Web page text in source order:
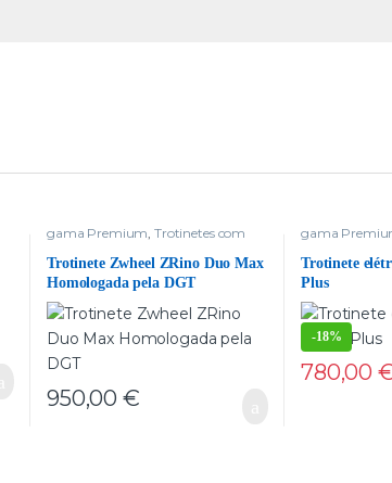
gama Premium ,Trotinetes com
zwheel
Trotinete Zwheel ZRino Duo Max
Homologada pela DGT
950,00€
gama
Trotinete
Plus
-18%
780,00